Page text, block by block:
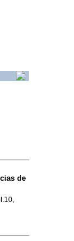
de